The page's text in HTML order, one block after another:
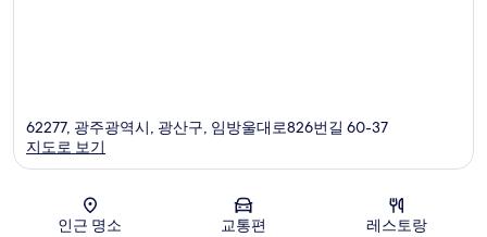
지도
62277, 광주광역시, 광산구, 임방울대로826번길 60-37
지도로 보기
인근 명소 교통편 레스토랑